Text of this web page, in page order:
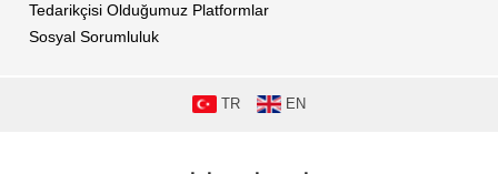
Tedarikçisi Olduğumuz Platformlar
Sosyal Sorumluluk
TR EN